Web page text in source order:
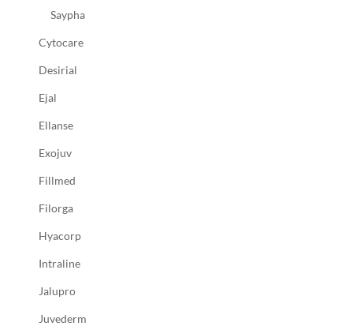
Saypha
Cytocare
Desirial
Ejal
Ellanse
Exojuv
Fillmed
Filorga
Hyacorp
Intraline
Jalupro
Juvederm